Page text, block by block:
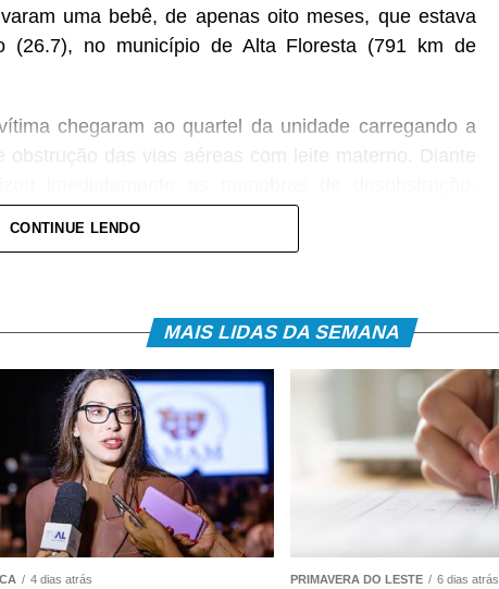
uma bebê, de apenas oito meses, que estava
(26.7), no município de Alta Floresta (791 km de
chegaram ao quartel da unidade carregando a
obstrução das vias aéreas com leite materno. Diante
da vítima.
e aos procedimentos necessários.
CONTINUE LENDO
MAIS LIDAS DA SEMANA
4 dias atrás PRIMAVERA DO LESTE 6 dias atrás